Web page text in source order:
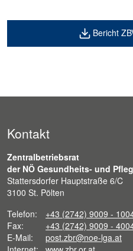
Bericht
Kontakt
Zentralbetriebsrat
der NÖ Gesundheits- und
Stattersdorfer Hauptstraße 6/C
3100 St. Pölten
Telefon:
+43 (2742) 9009 -
Fax:
+43 (2742) 9009 -
E-Mail:
post.zbr@noe-lga.at